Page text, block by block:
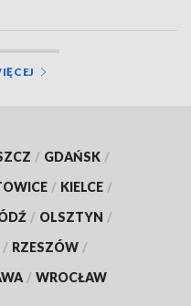
/ GDAŃSK /
/ KIELCE /
/ OLSZTYN /
/ RZESZÓW /
/ WROCŁAW